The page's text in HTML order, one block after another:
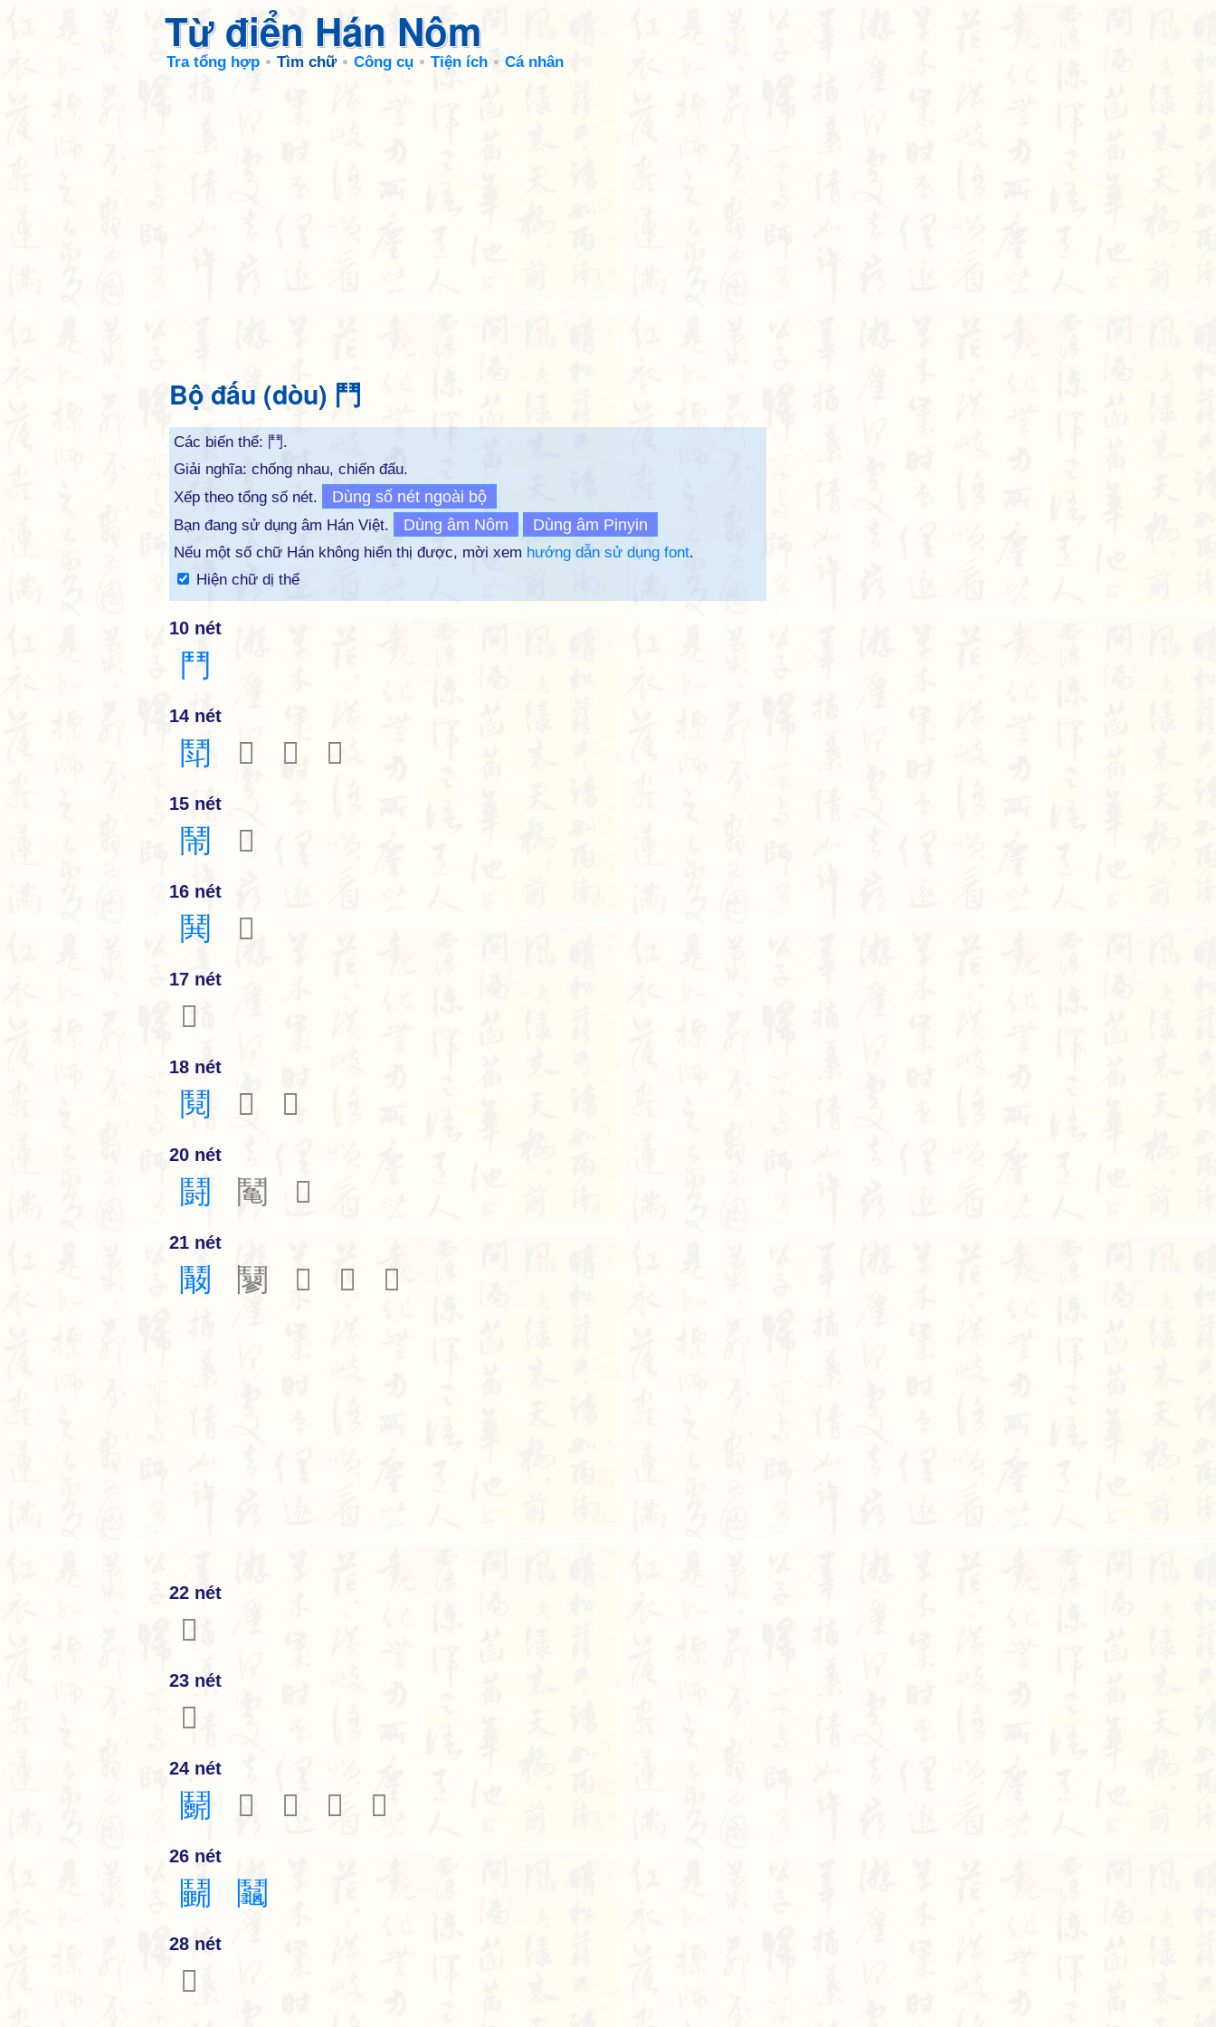
Từ điển Hán Nôm
Tra tổng hợp Tìm chữ Công cụ Tiện ích Cá nhân
Bộ đấu (dòu) 鬥
Các biến thể: 鬥 .
Giải nghĩa: chống nhau, chiến đấu.
Xếp theo tổng số nét.
Dùng số nét ngoài bộ
Bạn đang sử dụng âm Hán Việt. Dùng âm Nôm Dùng âm Pinyin
Nếu một số chữ Hán không hiển thị được, mời xem hướng dẫn sử dụng font.
Hiện chữ dị thể
10 nét
鬥
14 nét
鬦 𩰍 𩰎 𩰏
15 nét
鬧 𩰐
16 nét
鬨 𩰑
17 nét
𩰒
18 nét
鬩 𩰓 𩰔
20 nét
鬪 䰗 𩰕
21 nét
鬫 䰘 𩰖 𩰗 𩰘
22 nét
𩰙
23 nét
𩰛
24 nét
鬬 𩰚 𩰜 𩰝 𩰞
26 nét
鬭 鬮
28 nét
𩰟